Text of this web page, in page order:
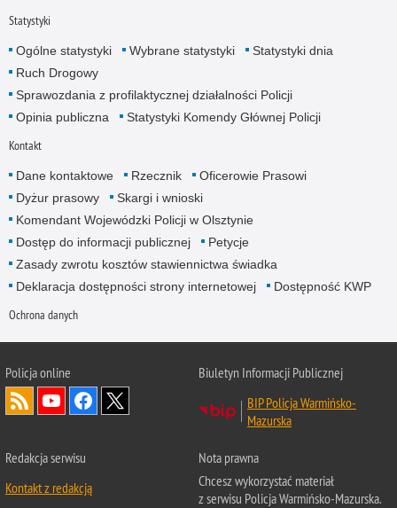
Statystyki
Ogólne statystyki Wybrane statystyki
Statystyki dnia
Ruch Drogowy
Sprawozdania z profilaktycznej działalności Policji
Opinia publiczna
Statystyki Komendy Głównej Policji
Kontakt
Dane kontaktowe Rzecznik
Oficerowie Prasowi
Dyżur prasowy
Skargi i wnioski
Komendant Wojewódzki Policji w Olsztynie
Dostęp do informacji publicznej
Petycje
Zasady zwrotu kosztów stawiennictwa świadka
Deklaracja dostępności strony internetowej
Dostępność KWP
Ochrona danych
Policja online
Biuletyn Informacji Publicznej
BIP Policja Warmińsko-
Mazurska
Redakcja serwisu
Kontakt z redakcją
Nota prawna
Chcesz wykorzystać materiał
z serwisu Policja Warmińsko-Mazurska.